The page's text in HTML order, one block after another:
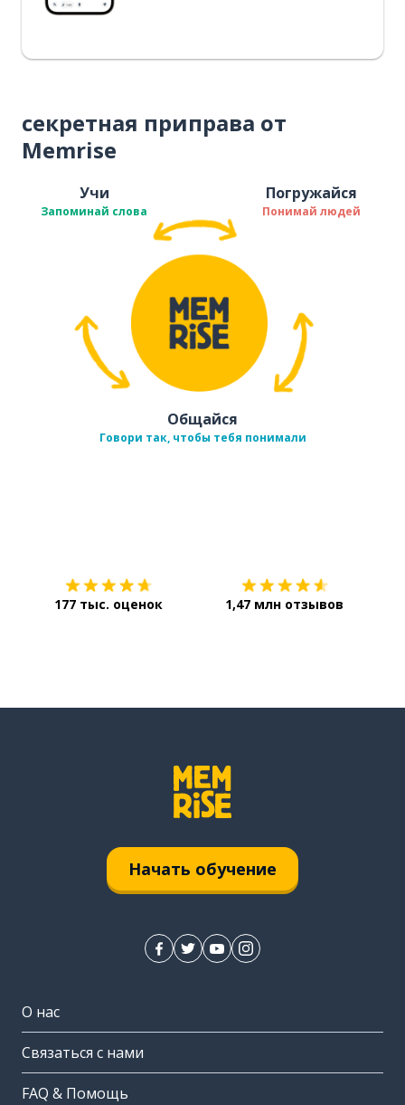
секретная приправа от
Memrise
Учи
Запоминай слова
Погружайся
Понимай людей
Общайся
Говори так, чтобы тебя понимали
177 тыс. оценок 1,47 млн отзывов
Начать обучение
О нас
Связаться с нами
FAQ & Помощь